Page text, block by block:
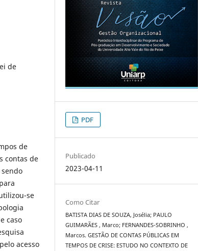
de
de
contas de
se
caso
acesso
PDF
Publicado
2023-04-11
Como Citar
BATISTA DIAS DE SOUZA, Josélia; PAULO
GUIMARÃES , Marco; FERNANDES-SOBRINHO ,
Marcos. GESTÃO DE CONTAS PÚBLICAS EM
TEMPOS DE CRISE: ESTUDO NO CONTEXTO DE